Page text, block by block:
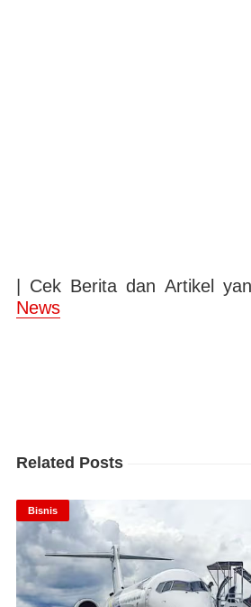
| Cek Berita dan Artikel
News
Related Posts
Bisnis